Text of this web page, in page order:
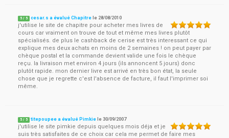
5 / 5 cesar.s a évalué Chapitre le 28/08/2010
j'utilise le site de chapitre pour acheter mes livres de
cours car vraiment on trouve de tout et même mes livres plutôt
spécialisés. de plus le cashback de cerise est très interessant ce qui
explique mes deux achats en moins de 2 semaines ! on peut payer par
chèque postal et la commande devient valide une fois le chèque
reçu. la livraison met environ 4 jours (ils annoncent 5 jours) donc
plutôt rapide. mon dernier livre est arrivé en très bon état, la seule
chose que je regrette c'est l'absence de facture, il faut l'imprimer soi
même.
5 / 5 titepoupee a évalué Pimkie le30/09/2007
j'utilise le site pimkie depuis quelques mois déja et je
suis très satisfaites de ce choix car cela me permet de faire mes